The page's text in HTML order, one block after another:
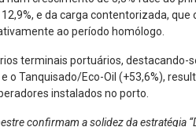
e da carga contentorizada, que
ao período homólogo.
terminais portuários, destacando-
o Tanquisado/Eco-Oil (+53,6%),
instalados no porto.
confirmam a solidez da estratégia